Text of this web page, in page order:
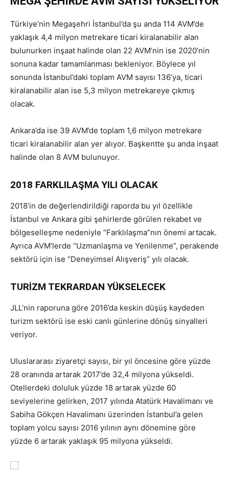
Türkiye’nin Megaşehri İstanbul’da şu anda 114 AVM’de
yaklaşık 4,4 milyon metrekare ticari kiralanabilir alan
bulunurken inşaat halinde olan 22 AVM’nin ise 2020’nin
sonuna kadar tamamlanması bekleniyor. Böylece yıl
sonunda İstanbul’daki toplam AVM sayısı 136’ya, ticari
kiralanabilir alan ise 5,3 milyon metrekareye çıkmış
olacak.
Ankara’da ise 39 AVM’de toplam 1,6 milyon metrekare
ticari kiralanabilir alan yer alıyor. Başkentte şu anda inşaat
halinde olan 8 AVM bulunuyor.
2018 FARKLILAŞMA YILI OLACAK
2018’in de değerlendirildiği raporda bu yıl özellikle
İstanbul ve Ankara gibi şehirlerde görülen rekabet ve
bölgeselleşme nedeniyle “Farklılaşma”nın önemi artacak.
Ayrıca AVM’lerde “Uzmanlaşma ve Yenilenme”, perakende
sektörü için ise “Deneyimsel Alışveriş” yılı olacak.
TURİZM TEKRARDAN YÜKSELECEK
JLL’nin raporuna göre 2016’da keskin düşüş kaydeden
turizm sektörü ise eski canlı günlerine dönüş sinyalleri
veriyor.
Uluslararası ziyaretçi sayısı, bir yıl öncesine göre yüzde
28 oranında artarak 2017’de 32,4 milyona yükseldi.
Otellerdeki doluluk yüzde 18 artarak yüzde 60
seviyelerine gelirken, 2017 yılında Atatürk Havalimanı ve
Sabiha Gökçen Havalimanı üzerinden İstanbul’a gelen
toplam yolcu sayısı 2016 yılının aynı dönemine göre
yüzde 6 artarak yaklaşık 95 milyona yükseldi.